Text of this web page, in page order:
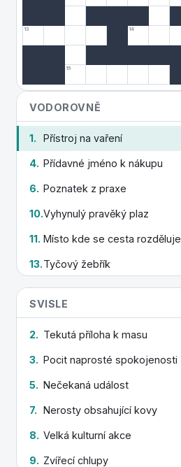
13 14
15
VODOROVNĚ
1. Přístroj na vaření
4. Přídavné jméno k nákupu
6. Poznatek z praxe
10.Vyhynulý pravěký plaz
11. Místo kde se cesta rozděluje
13.Tyčový žebřík
14.Lístek na cestu
SVISLE
2. Tekutá příloha k masu
3. Pocit naprosté spokojenosti
5. Nečekaná událost
7. Nerosty obsahující kovy
8. Velká kulturní akce
9. Zvířecí chlupy